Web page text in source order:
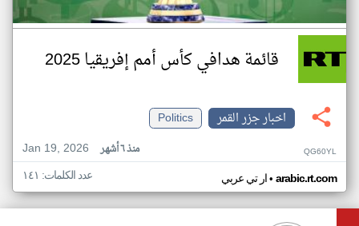
قائمة هدافي كأس أمم إفريقيا 2025
اخبار جزر القمر
Politics
Jan 19, 2026
منذ ٦ أشهر QG60YL
ار تي عربي• arabic.rt.com عدد الكلمات: ١٤١